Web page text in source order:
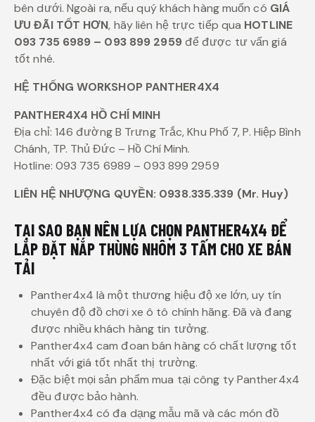
bên dưới. Ngoài ra, nếu quý khách hàng muốn có GIÁ
ƯU ĐÃI TỐT HƠN, hãy liên hệ trực tiếp qua HOTLINE
093 735 6989 – 093 899 2959để được tư vấn giá
tốt nhé.
HỆ THỐNG WORKSHOP PANTHER4X4
PANTHER4X4 HỒ CHÍ MINH
Địa chỉ: 146 đường B Trưng Trắc, Khu Phố 7, P. Hiệp Bình
Chánh, TP. Thủ Đức – Hồ Chí Minh.
Hotline: 093 735 6989 – 093 899 2959
LIÊN HỆ NHƯỢNG QUYỀN: 0938.335.339 (Mr. Huy)
TẠI SAO BẠN NÊN LỰA CHỌN PANTHER4X4 ĐỂ
LẮP ĐẶT NẮP THÙNG NHÔM 3 TẤM CHO XE BÁN
TẢI
Panther4x4 là một thương hiệu độ xe lớn, uy tín
chuyên độ đồ chơi xe ô tô chính hãng. Đã và đang
được nhiều khách hàng tin tưởng.
Panther4x4 cam đoan bán hàng có chất lượng tốt
nhất với giá tốt nhất thị trường.
Đặc biệt mọi sản phẩm mua tại công ty Panther4x4
đều được bảo hành.
Panther4x4 có đa dạng mẫu mã và các món đồ